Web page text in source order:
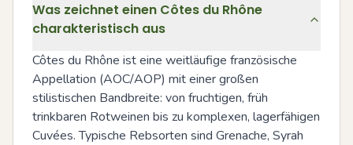
Was zeichnet einen Côtes du Rhône
charakteristisch aus
Côtes du Rhône ist eine weitläufige französische
Appellation (AOC/AOP) mit einer großen
stilistischen Bandbreite: von fruchtigen, früh
trinkbaren Rotweinen bis zu komplexen, lagerfähigen
Cuvées. Typische Rebsorten sind Grenache, Syrah